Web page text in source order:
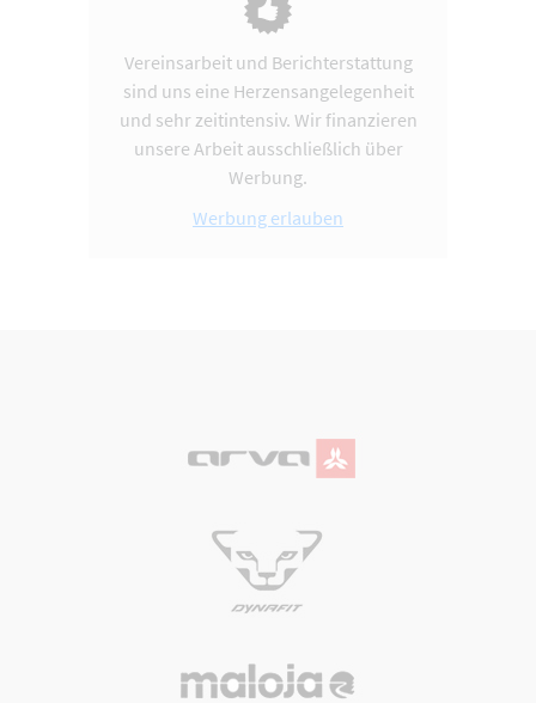
Vereinsarbeit und Berichterstattung
sind uns eine Herzensangelegenheit
und sehr zeitintensiv. Wir finanzieren
unsere Arbeit ausschließlich über
Werbung.
Werbung erlauben